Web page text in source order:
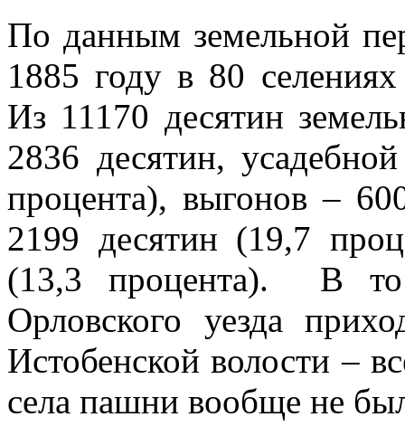
По данным земельной
1885 году в 80
Из 11170 десятин
2836 десятин,
процента), выгонов –
2199 десятин (19,7
(13,3 процента). В то
Орловского уезда
Истобенской волости –
села пашни вообще не